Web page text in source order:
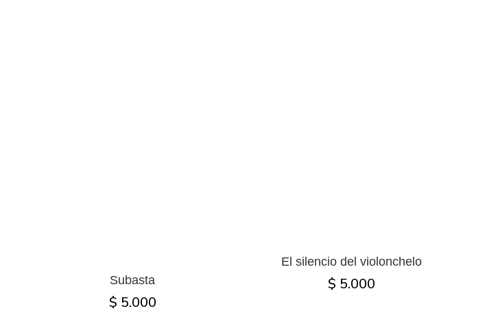
Subasta
$ 5.000
El silencio del violonchelo
$ 5.000